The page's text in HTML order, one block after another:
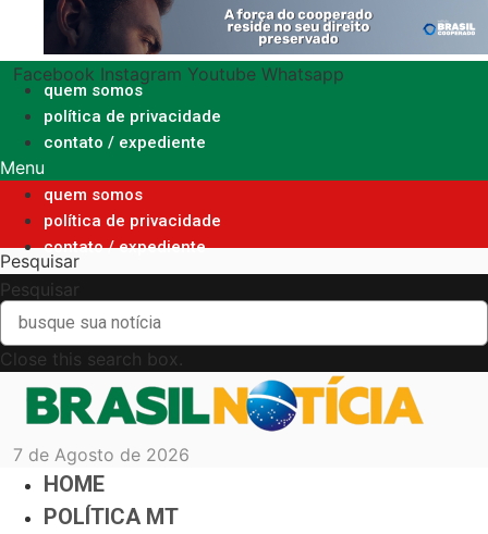
o
conteúdo
Facebook Instagram Youtube Whatsapp
quem somos
política de privacidade
contato / expediente
Menu
quem somos
política de privacidade
contato / expediente
Pesquisar
Pesquisar
Close this search box.
7 de Agosto de 2026
HOME
POLÍTICA MT